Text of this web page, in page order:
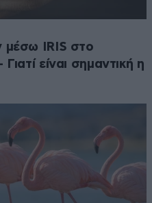
μέσω IRIS στο
είναι σημαντική η